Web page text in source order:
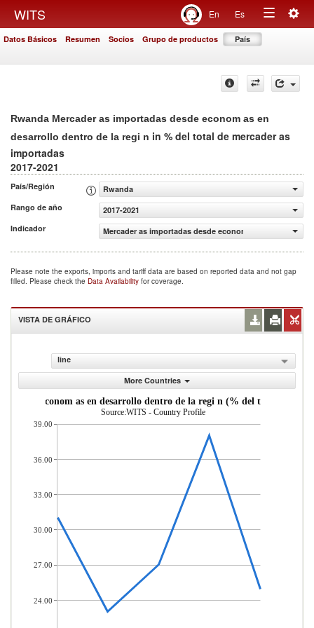
WITS En Es
Toggle
Datos Básicos Resumen Socios Grupo de productos País
Rwanda Mercader as importadas desde econom as en
desarrollo dentro de la regi n in % del total de mercader as
importadas
2017-2021
País/Región
Rwanda
Rango de año
2017-2021
Indicador
Mercader as importadas desde econom as en
Please note the exports, imports and tariff data are based on reported data and not gap
filled. Please check the Data Availability for coverage.
VISTA DE GRÁFICO
line
More Countries
desde econom as en desarrollo dentro de la regi n (% del total de
Source:WITS - Country Profile
39.00
36.00
33.00
30.00
27.00
24.00